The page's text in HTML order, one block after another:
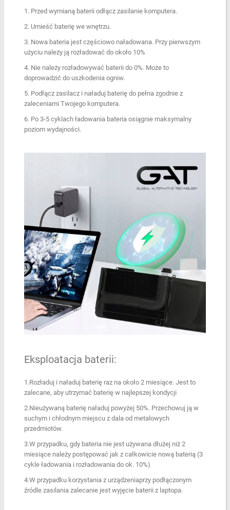
1. Przed wymianą baterii odłącz zasilanie komputera.
2. Umieść baterię we wnętrzu.
3. Nowa bateria jest częściowo naładowana. Przy pierwszym
użyciu należy ją rozładować do około 10%
4. Nie należy rozładowywać baterii do 0%. Może to
doprowadzić do uszkodenia ogniw.
5. Podłącz zasilacz i naładuj baterię do pełna zgodnie z
zaleceniami Twojego komputera.
6. Po 3-5 cyklach ładowania bateria osiągnie maksymalny
poziom wydajności.
Eksploatacja baterii:
1.Rozładuj i naładuj baterię raz na około 2 miesiące. Jest to
zalecane, aby utrzymać baterię w najlepszej kondycji
2.Nieużywaną baterię naładuj powyżej 50%. Przechowuj ją w
suchym i chłodnym miejscu z dala od metalowych
przedmiotów.
3.W przypadku, gdy bateria nie jest używana dłużej niż 2
miesiące należy postępować jak z całkowicie nową baterią (3
cykle ładowania i rozładowania do ok. 10%)
4.W przypadku korzystania z urządzeniaprzy podłączonym
źródle zasilania zalecanie jest wyjęcie baterii z laptopa.